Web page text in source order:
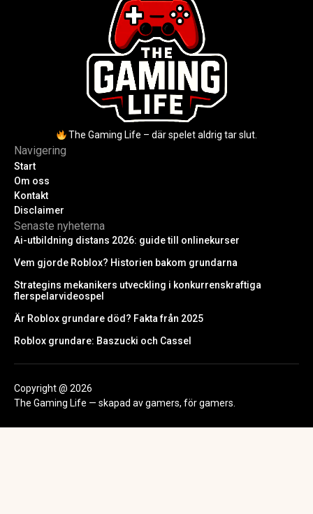
The Gaming Life – där spelet aldrig tar slut.
Navigering
Start
Om oss
Kontakt
Disclaimer
Senaste nyheterna
Ai-utbildning distans 2026: guide till onlinekurser
Vem gjorde Roblox? Historien bakom grundarna
Strategins mekanikers utveckling i konkurrenskraftiga
flerspelarvideospel
Är Roblox grundare död? Fakta från 2025
Roblox grundare: Baszucki och Cassel
Copyright @ 2026
The Gaming Life — skapad av gamers, för gamers.